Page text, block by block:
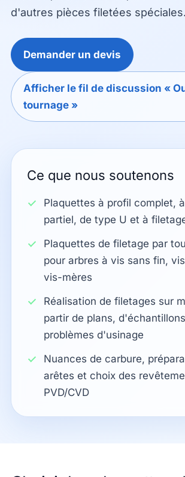
d'autres pièces filetées spéciales.
Demander un devis
Afficher le fil de discussion «
tournage »
Ce que nous soutenons
Plaquettes à profil complet,
partiel, de type U et à
Plaquettes de filetage par
pour arbres à vis sans fin,
vis-mères
Réalisation de filetages sur
partir de plans,
problèmes d'usinage
Nuances de carbure,
arêtes et choix des
PVD/CVD